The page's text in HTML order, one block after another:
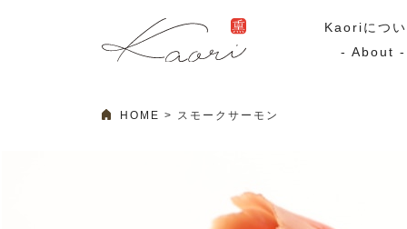
Kaoriにつ
- About -
ギフトセット
その他
HOME スモークサーモン